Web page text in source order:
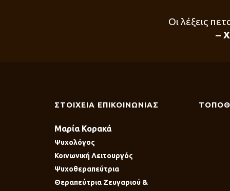
Οι λέξεις
–
ΣΤΟΙΧΕΙΑ ΕΠΙΚΟΙΝΩΝΙΑΣ
Μαρία Κορακά
Ψυχολόγος
Κοινωνική Λειτουργός
Ψυχοθεραπεύτρια
Θεραπεύτρια Ζευγαριού &